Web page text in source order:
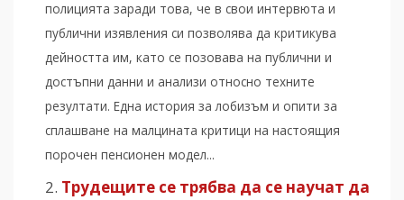
полицията заради това, че в свои интервюта и
публични изявления си позволява да критикува
дейността им, като се позовава на публични и
достъпни данни и анализи относно техните
резултати. Една история за лобизъм и опити за
сплашване на малцината критици на настоящия
порочен пенсионен модел...
Трудещите се трябва да се научат да